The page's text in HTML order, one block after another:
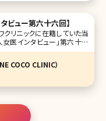
ビュー第六十六回】
リニックに在籍していた当
医インタビュー」第六十六
ック（CHINOWA CLINIC）の
に位置する美容外科・
COCO CLINIC）